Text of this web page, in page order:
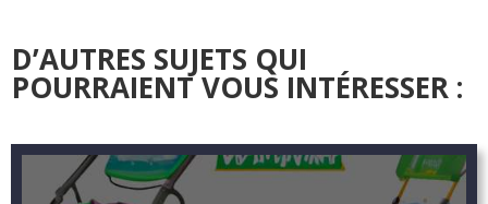
D’AUTRES SUJETS QUI
POURRAIENT VOUS INTÉRESSER :